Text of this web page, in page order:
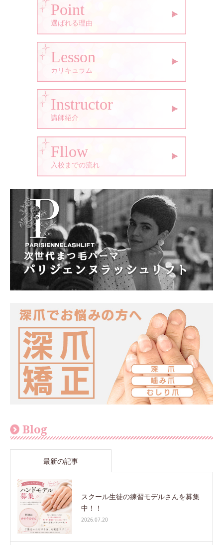
Point
選ばれる理由
Lesson
カリキュラム
Instructor
講師紹介
Fllow
入校までの流れ
Blog
最新の記事
スクール生徒の練習モデルさんを募集
中！！
2026.07.20